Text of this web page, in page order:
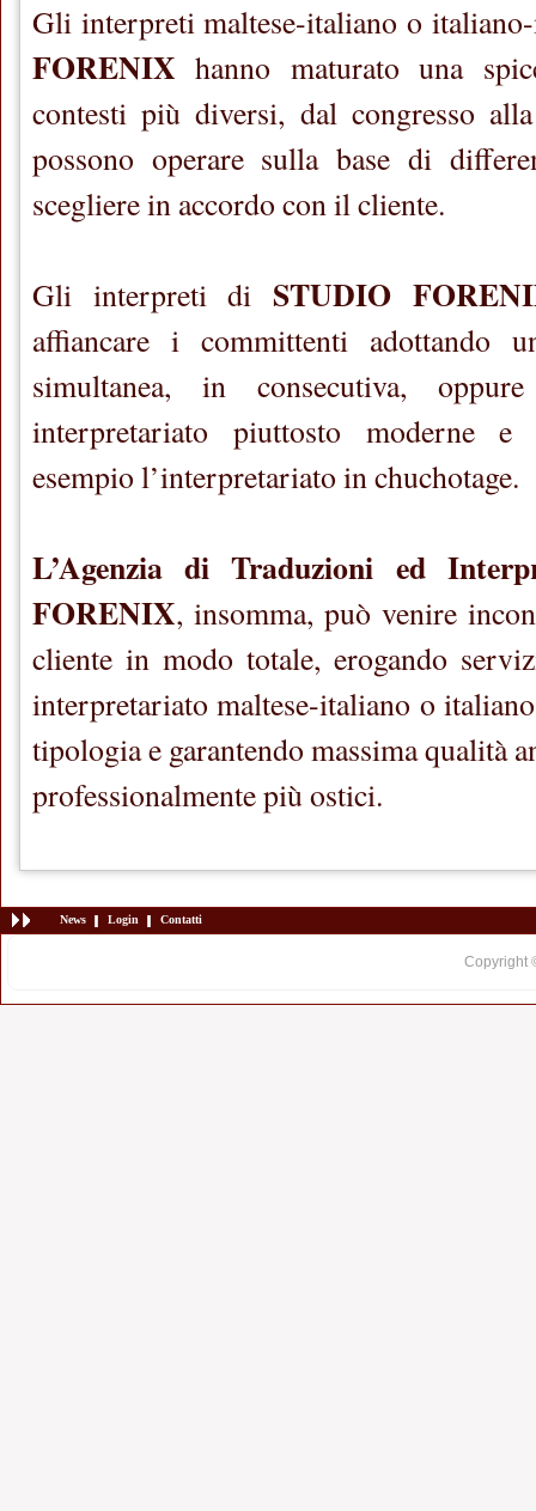
Gli interpreti maltese-italiano o
FORENIX hanno maturato una
contesti più diversi, dal congresso
possono operare sulla base di
scegliere in accordo con il cliente.
Gli interpreti di STUDIO
affiancare i committenti adottando
simultanea, in consecutiva,
interpretariato piuttosto moderne
esempio l’interpretariato in chuchotage.
L’Agenzia di Traduzioni ed
FORENIX, insomma, può venire
cliente in modo totale, erogando
interpretariato maltese-italiano o
tipologia e garantendo massima qualità
professionalmente più ostici.
News Login Contatti
Copyright